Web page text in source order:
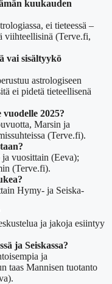
kuukauden
ei tieteessä –
viihteellisinä (Terve.fi,
vai sisältyykö
astrologiseen
ei pidetä tieteellisenä
2025?
Marsin ja
(Terve.fi).
vuosittain (Eeva);
(Terve.fi).
Hymy- ja Seiska-
ja jakoja esiintyy
ja Seiskassa?
ja
taas Mannisen tuotanto